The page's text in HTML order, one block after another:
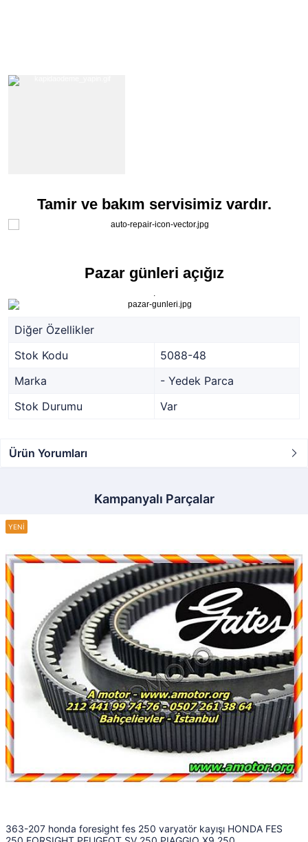
Tamir ve bakım servisimiz vardır.
Pazar günleri açığız
.
Diğer Özellikler
Stok Kodu
5088-48
Marka
- Yedek Parca
Stok Durumu
Var
Ürün Yorumları
Kampanyalı Parçalar
363-207 honda foresight fes 250 varyatör kayışı HONDA FES